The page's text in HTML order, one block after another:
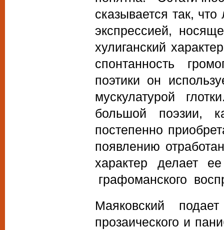
сказывается так,
экспрессией,
хулиганский
спонтанность
поэтики он
мускулатурой
большой поэзии,
постепенно
появлению
характер делает
графоманского
Маяковский
прозаического и